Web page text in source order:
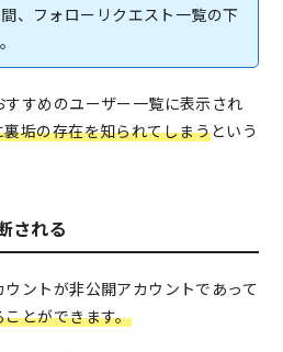
、フォローリクエスト一覧の下
すめのユーザー一覧に表示され
裏垢の存在を知られてしまうという
される
ントが非公開アカウントであって
とができます。